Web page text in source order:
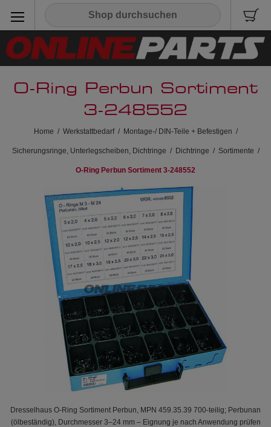
O-Ring Perbun Sortiment
3-248552
Home / Werkstattbedarf / Montage-/ DIN-Teile + Befestigen /
Sicherungsringe, Unterlegscheiben, Dichtringe / Dichtringe / Sortimente /
O-Ring Perbun Sortiment 3-248552
Dresselhaus O-Ring Sortiment Perbun, MPN 459.35.39 700-teilig; Perbunan
(ölbeständig), Durchmesser 3–24 mm – Eignung je nach Anwendung prüfen